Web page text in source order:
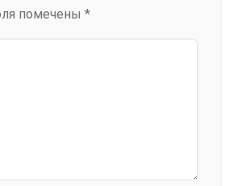
помечены *